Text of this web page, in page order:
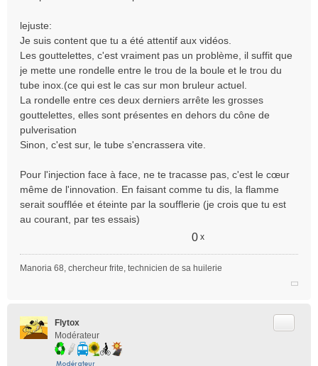
n
o
n
l
u
lejuste:
Je suis content que tu a été attentif aux vidéos.
Les gouttelettes, c'est vraiment pas un problème, il suffit que
je mette une rondelle entre le trou de la boule et le trou du
tube inox.(ce qui est le cas sur mon bruleur actuel.
La rondelle entre ces deux derniers arrête les grosses
gouttelettes, elles sont présentes en dehors du cône de
pulverisation
Sinon, c'est sur, le tube s'encrassera vite.
Pour l'injection face à face, ne te tracasse pas, c'est le cœur
même de l'innovation. En faisant comme tu dis, la flamme
serait soufflée et éteinte par la soufflerie (je crois que tu est
au courant, par tes essais)
0 x
Manoria 68, chercheur frite, technicien de sa huilerie
Flytox
Modérateur